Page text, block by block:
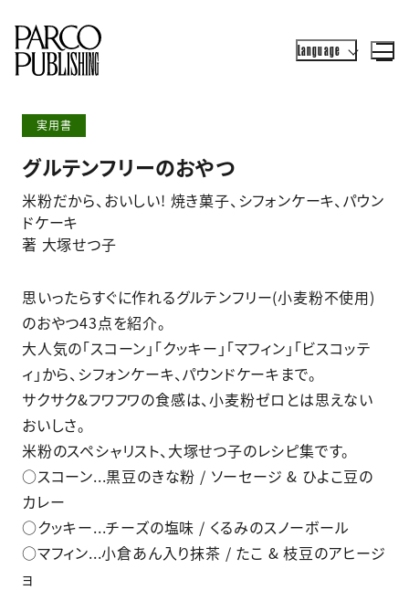
Language
実用書
グルテンフリーのおやつ
米粉だから、おいしい! 焼き菓子、シフォンケーキ、パウン
ドケーキ
著 大塚せつ子
思いったらすぐに作れるグルテンフリー(小麦粉不使用)
のおやつ43点を紹介。
大人気の「スコーン」「クッキー」「マフィン」「ビスコッテ
ィ」から、シフォンケーキ、パウンドケーキまで。
サクサク&フワフワの食感は、小麦粉ゼロとは思えない
おいしさ。
米粉のスペシャリスト、大塚せつ子のレシピ集です。
○スコーン...黒豆のきな粉 / ソーセージ & ひよこ豆の
カレー
○クッキー...チーズの塩味 / くるみのスノーボール
○マフィン...小倉あん入り抹茶 / たこ & 枝豆のアヒージ
ョ